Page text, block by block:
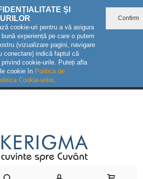
ȘI
cookie-uri pentru a vă asigura
experiență pe care o putem
(vizualizare pagini, navigare
conectare) indică faptul că
cookie-urile. Puteți afla
cookie în Politica de
Cookie-urilor.
Confirm